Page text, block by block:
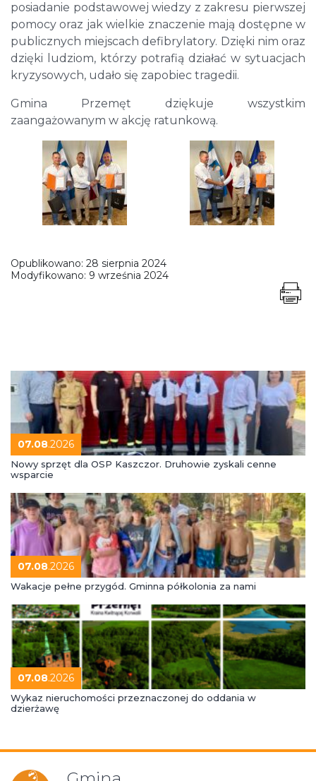
posiadanie podstawowej wiedzy z zakresu pierwszej
pomocy oraz jak wielkie znaczenie mają dostępne w
publicznych miejscach defibrylatory. Dzięki nim oraz
dzięki ludziom, którzy potrafią działać w sytuacjach
kryzysowych, udało się zapobiec tragedii.
Gmina Przemęt dziękuje wszystkim
zaangażowanym w akcję ratunkową.
Opublikowano: 28 sierpnia 2024
Modyfikowano: 9 września 2024
07.08.2026
Nowy sprzęt dla OSP Kaszczor. Druhowie zyskali cenne
wsparcie
07.08.2026
Wakacje pełne przygód. Gminna półkolonia za nami
07.08.2026
Wykaz nieruchomości przeznaczonej do oddania w
dzierżawę